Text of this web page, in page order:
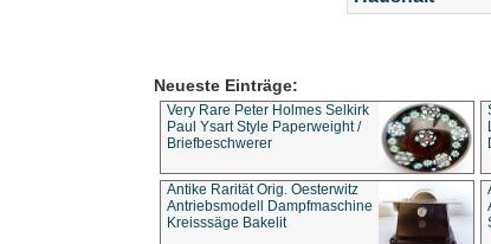
Neueste Einträge:
Very Rare Peter Holmes Selkirk
Paul Ysart Style Paperweight /
Briefbeschwerer
Antike Rarität Orig. Oesterwitz
Antriebsmodell Dampfmaschine
Kreisssäge Bakelit